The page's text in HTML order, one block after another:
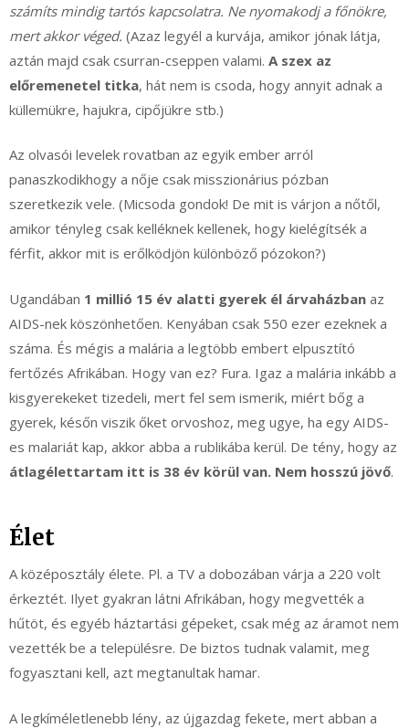
számíts mindig tartós kapcsolatra. Ne nyomakodj a főnökre,
mert akkor véged. (Azaz legyél a kurvája, amikor jónak látja,
aztán majd csak csurran-cseppen valami. A szex az
előremenetel titka, hát nem is csoda, hogy annyit adnak a
küllemükre, hajukra, cipőjükre stb.)
Az olvasói levelek rovatban az egyik ember arról
panaszkodikhogy a nője csak misszionárius pózban
szeretkezik vele. (Micsoda gondok! De mit is várjon a nőtől,
amikor tényleg csak kelléknek kellenek, hogy kielégítsék a
férfit, akkor mit is erőlködjön különböző pózokon?)
Ugandában 1 millió 15 év alatti gyerek él árvaházban az
AIDS-nek köszönhetően. Kenyában csak 550 ezer ezeknek a
száma. És mégis a malária a legtöbb embert elpusztító
fertőzés Afrikában. Hogy van ez? Fura. Igaz a malária inkább a
kisgyerekeket tizedeli, mert fel sem ismerik, miért bőg a
gyerek, későn viszik őket orvoshoz, meg ugye, ha egy AIDS-
es malariát kap, akkor abba a rublikába kerül. De tény, hogy az
átlagélettartam itt is 38 év körül van. Nem hosszú jövő.
Élet
A középosztály élete. Pl. a TV a dobozában várja a 220 volt
érkeztét. Ilyet gyakran látni Afrikában, hogy megvették a
hűtöt, és egyéb háztartási gépeket, csak még az áramot nem
vezették be a településre. De biztos tudnak valamit, meg
fogyasztani kell, azt megtanultak hamar.
A legkíméletlenebb lény, az újgazdag fekete, mert abban a